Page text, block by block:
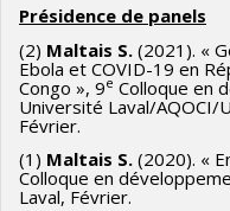
Présidence de panels
(2) Maltais S. (2021). «
Ebola et COVID-19 en
Congo », 9e Colloque en
Université Laval/AQOCI/
Février.
(1) Maltais S. (2020). «
Colloque en
Laval, Février.